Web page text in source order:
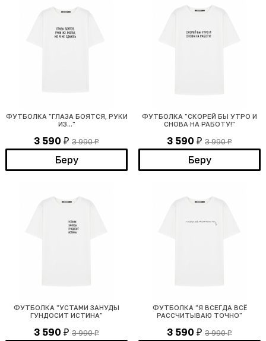
ФУТБОЛКА "ГЛАЗА БОЯТСЯ, РУКИ
ИЗ..."
3 590 ₽ 3 990₽
Беру
ФУТБОЛКА "СКОРЕЙ БЫ УТРО И
СНОВА НА РАБОТУ!"
3 590 ₽ 3 990₽
Беру
ФУТБОЛКА "УСТАМИ ЗАНУДЫ
ГУНДОСИТ ИСТИНА"
3 590 ₽ 3 990₽
ФУТБОЛКА "Я ВСЕГДА ВСЁ
РАССЧИТЫВАЮ ТОЧНО"
3 590 ₽ 3 990₽